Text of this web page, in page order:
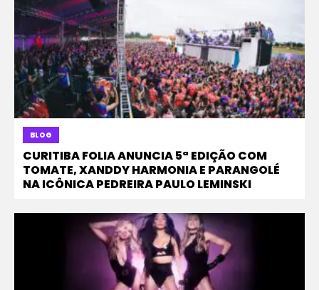
BLOG
CURITIBA FOLIA ANUNCIA 5ª EDIÇÃO COM
TOMATE, XANDDY HARMONIA E PARANGOLÉ
NA ICÔNICA PEDREIRA PAULO LEMINSKI